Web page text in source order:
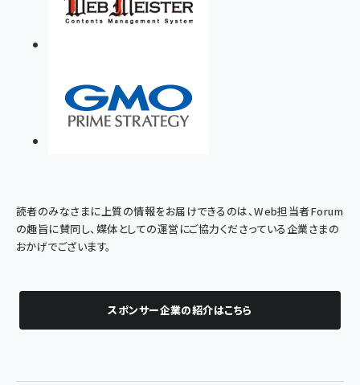
読者のみなさまに上質の情報をお届けできるのは、Web担当者Forum
の趣旨に賛同し、媒体としての運営にご協力くださっている企業さまの
おかげでございます。
スポンサー企業の紹介はこちら